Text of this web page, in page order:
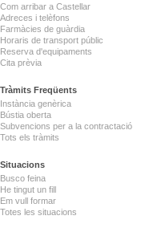
Com arribar a Castellar
Adreces i telèfons
Farmàcies de guàrdia
Horaris de transport públic
Reserva d'equipaments
Cita prèvia
Tràmits Freqüents
Instància genèrica
Bústia oberta
Subvencions per a la contractació
Tots els tràmits
Situacions
Busco feina
He tingut un fill
Em vull formar
Totes les situacions